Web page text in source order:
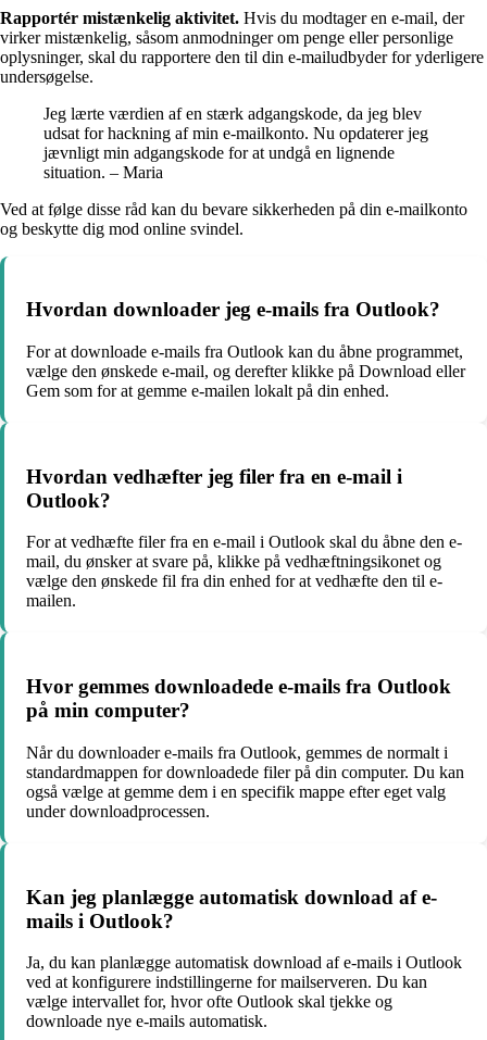
Rapportér mistænkelig aktivitet. Hvis du modtager en e-mail, der
virker mistænkelig, såsom anmodninger om penge eller personlige
oplysninger, skal du rapportere den til din e-mailudbyder for yderligere
undersøgelse.
Jeg lærte værdien af en stærk adgangskode, da jeg blev
udsat for hackning af min e-mailkonto. Nu opdaterer jeg
jævnligt min adgangskode for at undgå en lignende
situation. – Maria
Ved at følge disse råd kan du bevare sikkerheden på din e-mailkonto
og beskytte dig mod online svindel.
Hvordan downloader jeg e-mails fra Outlook?
For at downloade e-mails fra Outlook kan du åbne programmet,
vælge den ønskede e-mail, og derefter klikke på Download eller
Gem som for at gemme e-mailen lokalt på din enhed.
Hvordan vedhæfter jeg filer fra en e-mail i
Outlook?
For at vedhæfte filer fra en e-mail i Outlook skal du åbne den e-
mail, du ønsker at svare på, klikke på vedhæftningsikonet og
vælge den ønskede fil fra din enhed for at vedhæfte den til e-
mailen.
Hvor gemmes downloadede e-mails fra Outlook
på min computer?
Når du downloader e-mails fra Outlook, gemmes de normalt i
standardmappen for downloadede filer på din computer. Du kan
også vælge at gemme dem i en specifik mappe efter eget valg
under downloadprocessen.
Kan jeg planlægge automatisk download af e-
mails i Outlook?
Ja, du kan planlægge automatisk download af e-mails i Outlook
ved at konfigurere indstillingerne for mailserveren. Du kan
vælge intervallet for, hvor ofte Outlook skal tjekke og
downloade nye e-mails automatisk.